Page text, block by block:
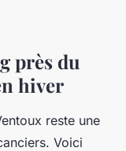
près du
hiver
reste une
Voici